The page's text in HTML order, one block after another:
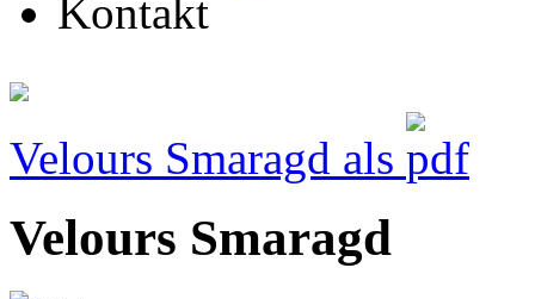
Kontakt
Velours Smaragd als
Velours Smaragd